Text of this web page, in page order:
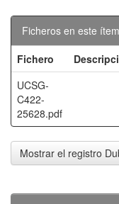
Ficheros en este
Fichero
UCSG-
C422-
25628.pdf
Mostrar el registro